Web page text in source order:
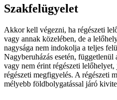
Szakfelügyelet
Akkor kell végezni, ha régészeti
vagy annak közelében, de a
nagysága nem indokolja a teljes
Nagyberuházás esetén,
vagy nem érint régészeti
régészeti megfigyelés. A régészeti
mélyebb földbolygatással járó